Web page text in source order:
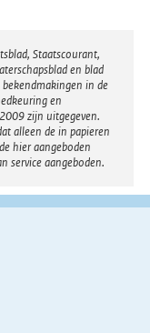
Staatscourant,
en blad
in de
en
zijn uitgegeven.
alleen de in papieren
hier aangeboden
service aangeboden.